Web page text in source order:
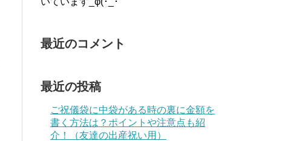
最近のコメント
最近の投稿
ご祝儀袋に中袋がある時の裏に金額を
書く方法は？ポイントや注意点も紹
介！（友達の出産祝い用）